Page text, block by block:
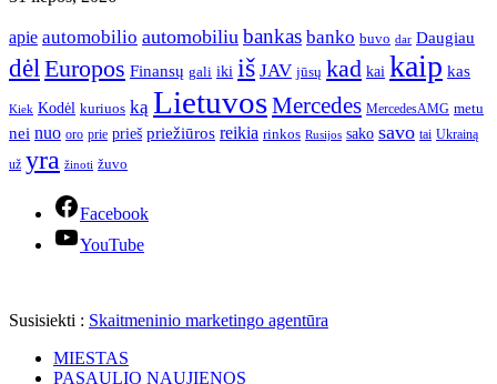
apie automobilio automobiliu bankas banko buvo dar Daugiau
dėl Europos Finansų gali iki iš JAV jūsų kad kai kaip kas
Kiek Kodėl kuriuos ką LietuvosMercedes MercedesAMG metu
nei nuo oro prie prieš priežiūros reikia rinkos Rusijos sako savo tai Ukrainą
už yra žinoti žuvo
Facebook
YouTube
Susisiekti : Skaitmeninio marketingo agentūra
MIESTAS
PASAULIO NAUJIENOS